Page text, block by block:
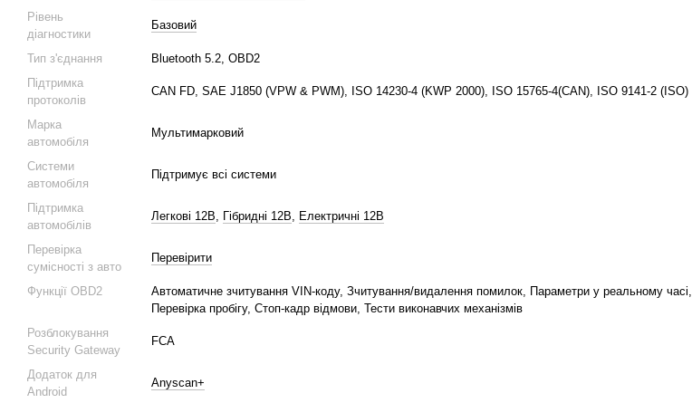
Рівень
діагностики
Базовий
Тип з'єднання
Bluetooth 5.2, OBD2
Підтримка
протоколів
CAN FD, SAE J1850 (VPW & PWM), ISO 14230-4 (KWP 2000), ISO 15765-4(CAN), ISO 9141-2 (ISO)
Марка
автомобіля
Мультимарковий
Системи
автомобіля
Підтримує всі системи
Підтримка
автомобілів
Легкові 12В, Гібридні 12В, Електричні 12В
Перевірка
сумісності з авто
Перевірити
Функції OBD2
Автоматичне зчитування VIN-коду, Зчитування/видалення помилок, Параметри у реальному часі,
Перевірка пробігу, Стоп-кадр відмови, Тести виконавчих механізмів
Розблокування
Security Gateway
FCA
Додаток для
Android
Anyscan+